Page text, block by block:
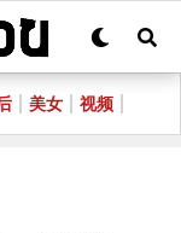
美女 视频